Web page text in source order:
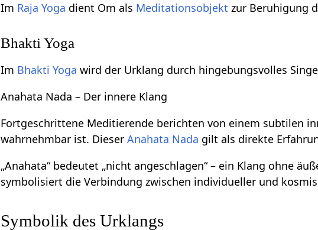
Im Raja Yoga dient Om als Meditationsobjekt zur Beruhigung
Bhakti Yoga
Im Bhakti Yoga wird der Urklang durch hingebungsvolles
Anahata Nada – Der innere Klang
Fortgeschrittene Meditierende berichten von einem subtilen
wahrnehmbar ist. DieserAnahata Nada gilt als direkte
„Anahata“ bedeutet „nicht angeschlagen“ – ein Klang ohne
symbolisiert die Verbindung zwischen individueller und
Symbolik des Urklangs